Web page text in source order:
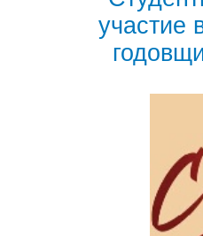
участие